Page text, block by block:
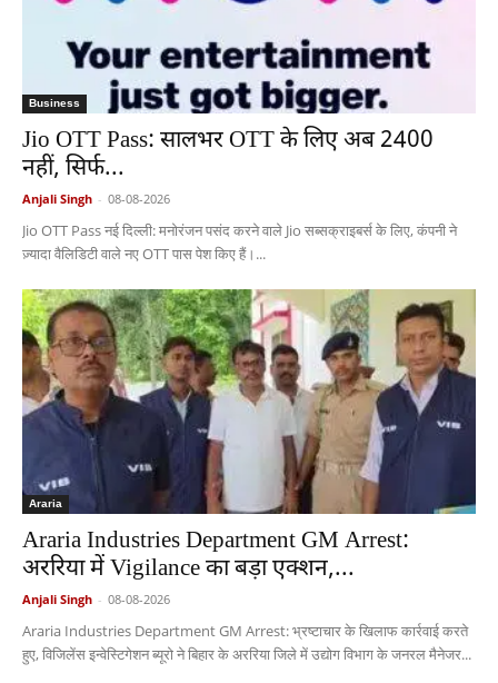
Business
Jio OTT Pass: सालभर OTT के लिए अब 2400
नहीं, सिर्फ...
Anjali Singh - 08-08-2026
Jio OTT Pass नई दिल्ली: मनोरंजन पसंद करने वाले Jio सब्सक्राइबर्स के लिए, कंपनी ने
ज़्यादा वैलिडिटी वाले नए OTT पास पेश किए हैं।...
Araria
Araria Industries Department GM Arrest:
अररिया में Vigilance का बड़ा एक्शन,...
Anjali Singh - 08-08-2026
Araria Industries Department GM Arrest: भ्रष्टाचार के खिलाफ कार्रवाई करते
हुए, विजिलेंस इन्वेस्टिगेशन ब्यूरो ने बिहार के अररिया जिले में उद्योग विभाग के जनरल मैनेजर...